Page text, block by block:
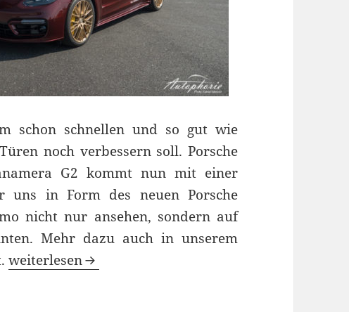
schon schnellen und so gut wie
noch verbessern soll. Porsche
G2 kommt nun mit einer
uns in Form des neuen Porsche
nicht nur ansehen, sondern auf
Mehr dazu auch in unserem
Porsche Panamera Turbo S Sport Turismo Test: Ein
weiterlesen